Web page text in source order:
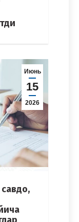
Июнь
15
2026
савдо,